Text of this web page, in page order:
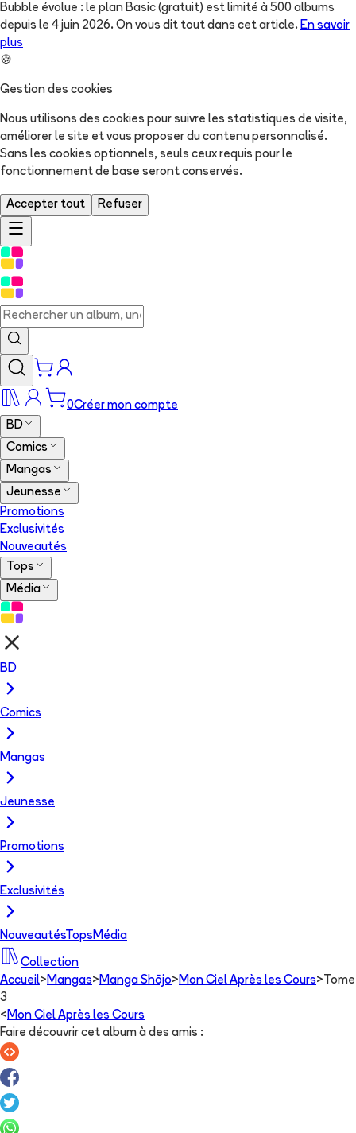
Bubble évolue : le plan Basic (gratuit) est limité à 500 albums
depuis le 4 juin 2026. On vous dit tout dans cet article. En savoir
plus
🍪
Gestion des cookies
Nous utilisons des cookies pour suivre les statistiques de visite,
améliorer le site et vous proposer du contenu personnalisé.
Sans les cookies optionnels, seuls ceux requis pour le
fonctionnement de base seront conservés.
Accepter tout Refuser
0Créer mon compte
BD
Comics
Mangas
Jeunesse
Promotions
Exclusivités
Nouveautés
Tops
Média
BD
Comics
Mangas
Jeunesse
Promotions
Exclusivités
NouveautésTops Média
Collection
Accueil> Mangas> Manga Shōjo> Mon Ciel Après les Cours> Tome
3
< Mon Ciel Après les Cours
Faire découvrir cet album à des amis :